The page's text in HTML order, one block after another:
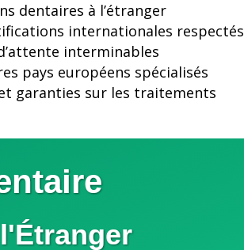
dentaires à l’étranger
internationales respectés
interminables
pays européens spécialisés
garanties sur les traitements